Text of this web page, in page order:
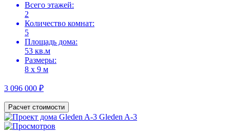
Всего этажей:
2
Количество комнат:
5
Площадь дома:
53 кв.м
Размеры:
8 х 9 м
3 096 000 ₽
Расчет стоимости